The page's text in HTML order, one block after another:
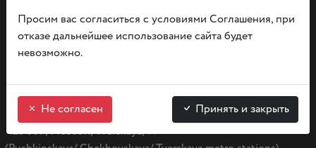
125 009, Moscow, Tverskaya, 14
Просим вас согласиться с условиями Соглашения, при
отказе дальнейшее использование сайта будет
невозможно.
Не согласен Принять и закрыть